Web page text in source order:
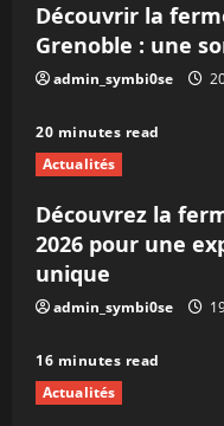
Découvrir la
Grenoble : une
admin_symbi0se
20 minutes read
Actualités
Découvrez la
2026 pour une
unique
admin_symbi0se
16 minutes read
Actualités